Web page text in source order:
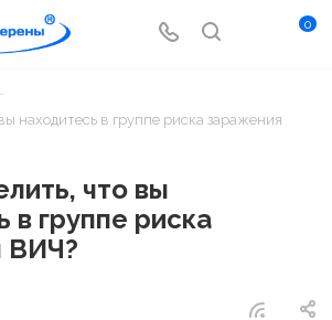
0
что вы
в группе риска
ВИЧ?
находитесь в группе риска заражения